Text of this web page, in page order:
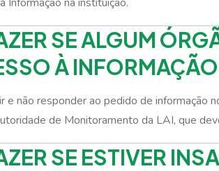
SE ALGUM
À
e não responder ao pedido de
de Monitoramento da LAI, que
SE ESTIVER